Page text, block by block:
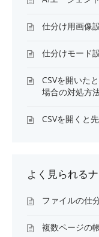
仕分け用画像
仕分けモード
CSVを開いた
場合の対処方
CSVを開くと
よく見られる
ファイルの仕
複数ページの